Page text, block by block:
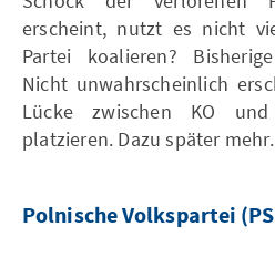
erscheint, nutzt es nicht
Partei koalieren?
Nicht unwahrscheinlich
Lücke zwischen KO
platzieren. Dazu später mehr.
Polnische Volkspartei